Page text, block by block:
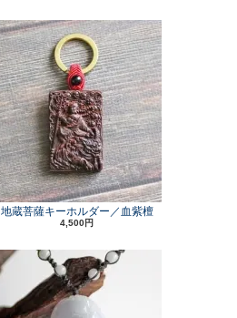
地蔵菩薩キーホルダー／血紫檀
4,500円